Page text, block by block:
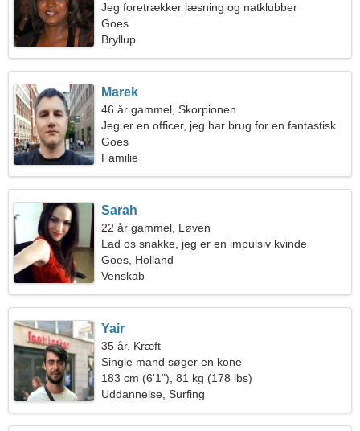
Jeg foretrækker læsning og natklubber
Goes
Bryllup
Marek
46 år gammel, Skorpionen
Jeg er en officer, jeg har brug for en fantastisk
kvinde
Goes
Familie
Sarah
22 år gammel, Løven
Lad os snakke, jeg er en impulsiv kvinde
Goes, Holland
Venskab
Yair
35 år, Kræft
Single mand søger en kone
183 cm (6'1"), 81 kg (178 lbs)
Uddannelse, Surfing